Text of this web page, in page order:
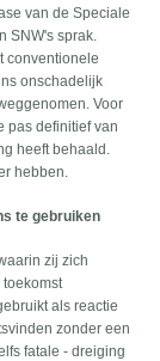
van de Speciale
SNW's sprak.
conventionele
onschadelijk
Voor
pas definitief van
heeft behaald.
hebben.
te gebruiken
zij zich
als reactie
zonder een
fatale - dreiging